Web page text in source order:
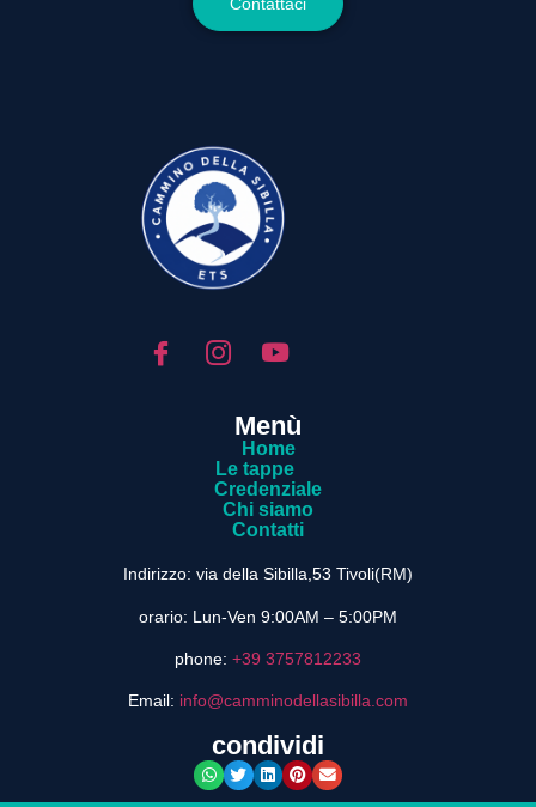
Menù
Home
Le tappe
Credenziale
Chi siamo
Contatti
Indirizzo: via della Sibilla,53 Tivoli(RM)
orario: Lun-Ven 9:00AM – 5:00PM
phone: +39 3757812233
Email: info@camminodellasibilla.com
condividi